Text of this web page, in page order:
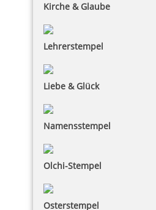
Kirche & Glaube
Lehrerstempel
Liebe & Glück
Namensstempel
Olchi-Stempel
Osterstempel